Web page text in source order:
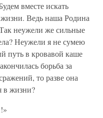
вместе искать
Ведь наша Родина
неужели же сильные
Неужели я не сумею
путь в кровавой каше
борьба за
то разве она
в жизни?